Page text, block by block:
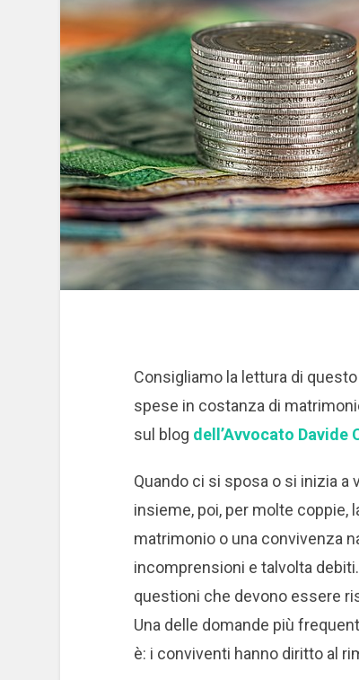
Consigliamo la lettura di
spese in costanza di
sul blog dell’Avvocato Davide
Quando ci si sposa o si inizia
insieme, poi, per molte coppie,
matrimonio o una convivenza
incomprensioni e talvolta
questioni che devono essere
Una delle domande più
è: i conviventi hanno diritto al